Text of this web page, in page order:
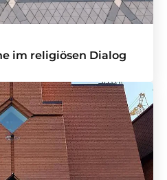
im religiösen Dialog